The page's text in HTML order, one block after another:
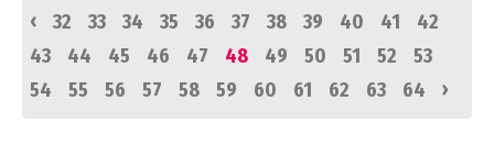
‹
32 33 34 35 36 37 38 39 40 41
42
43
44 45 46 47 48 49 50 51 52
53
54
55 56 57 58 59 60 61 62 63 64 ›